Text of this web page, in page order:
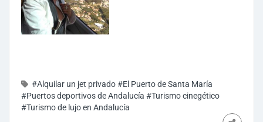
#Alquilar un jet privado#El Puerto de Santa María
#Puertos deportivos de Andalucía #Turismo cinegético
#Turismo de lujo en Andalucía